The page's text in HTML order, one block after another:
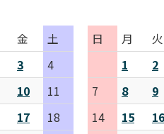
金
土
3
4
10
11
17
18
日 月
火
1
2
7
8
9
14
15
16